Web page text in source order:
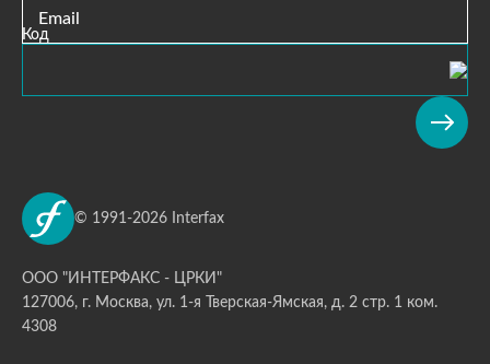
Email
Код
© 1991-2026 Interfax
ООО "ИНТЕРФАКС - ЦРКИ"
127006, г. Москва, ул. 1-я Тверская-Ямская, д. 2 стр. 1 ком.
4308